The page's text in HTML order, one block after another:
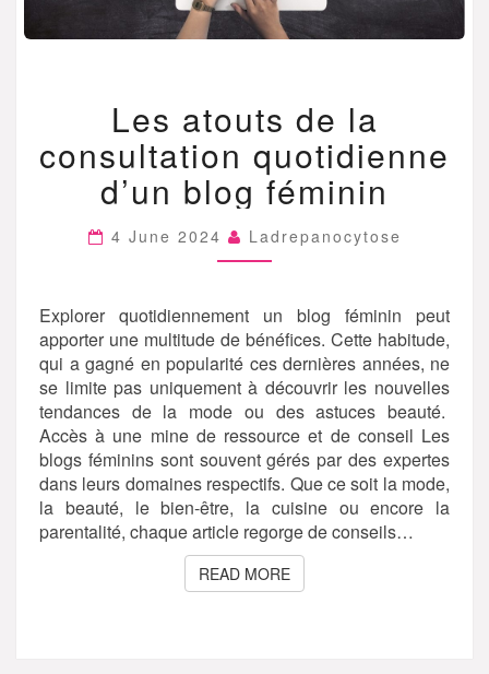
ATOUTS
DE
LA
CONSULTATION
QUOTIDIENNE
BLOG
FÉMININ
Les atouts de la
consultation quotidienne
d’un blog féminin
4 June 2024 Ladrepanocytose
Explorer quotidiennement un blog féminin peut
apporter une multitude de bénéfices. Cette habitude,
qui a gagné en popularité ces dernières années, ne
se limite pas uniquement à découvrir les nouvelles
tendances de la mode ou des astuces beauté.
Accès à une mine de ressource et de conseil Les
blogs féminins sont souvent gérés par des expertes
dans leurs domaines respectifs. Que ce soit la mode,
la beauté, le bien-être, la cuisine ou encore la
parentalité, chaque article regorge de conseils…
READ MOREREAD MORE